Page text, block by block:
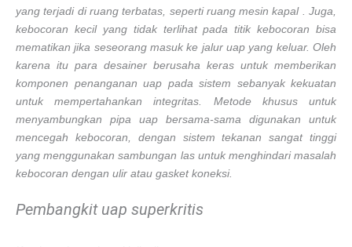
yang terjadi di ruang terbatas, seperti ruang mesin kapal . Juga,
kebocoran kecil yang tidak terlihat pada titik kebocoran bisa
mematikan jika seseorang masuk ke jalur uap yang keluar. Oleh
karena itu para desainer berusaha keras untuk memberikan
komponen penanganan uap pada sistem sebanyak kekuatan
untuk mempertahankan integritas. Metode khusus untuk
menyambungkan pipa uap bersama-sama digunakan untuk
mencegah kebocoran, dengan sistem tekanan sangat tinggi
yang menggunakan sambungan las untuk menghindari masalah
kebocoran dengan ulir atau gasket koneksi.
Pembangkit uap superkritis